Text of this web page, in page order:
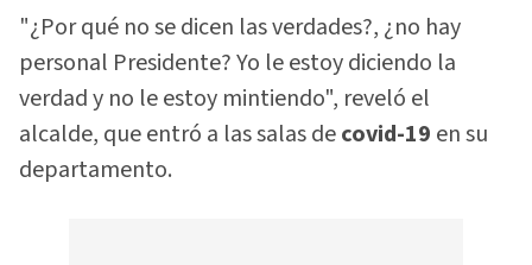
"¿Por qué no se dicen las verdades?, ¿no hay
personal Presidente? Yo le estoy diciendo la
verdad y no le estoy mintiendo", reveló el
alcalde, que entró a las salas decovid-19 en su
departamento.